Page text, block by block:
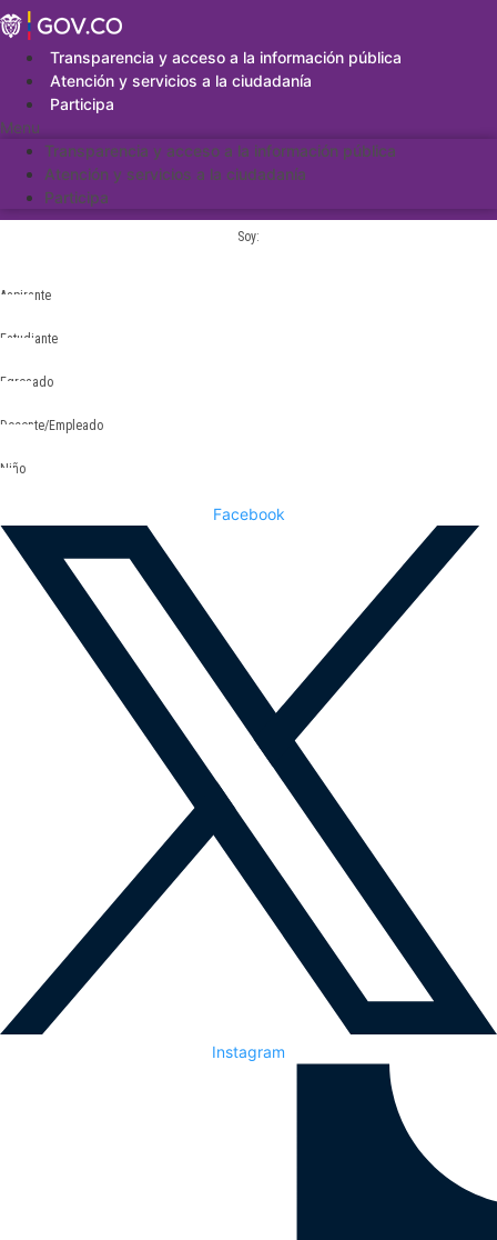
Saltar
al
contenidoTransparencia y acceso a la información pública
Atención y servicios a la ciudadanía
Participa
Menu
Transparencia y acceso a la información pública
Atención y servicios a la ciudadanía
Participa
Soy:
Aspirante
Estudiante
Egresado
Docente/Empleado
Niño
Facebook
Instagram